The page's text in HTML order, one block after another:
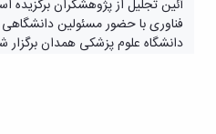
شورای
دانشگاه
عمومی
کارکنان
ارتباط
و
امور
دانشجویان
آئین تجلیل از پژوهشگران برگزیده
فناوری با حضور مسئولین
دانشگاه علوم پزشکی همدان برگزار